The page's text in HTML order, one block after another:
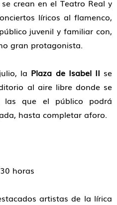
crean en el Teatro Real y
líricos al flamenco,
juvenil y familiar con,
gran protagonista.
la Plaza de Isabel II se
al aire libre donde se
las que el público podrá
hasta completar aforo.
horas
artistas de la lírica